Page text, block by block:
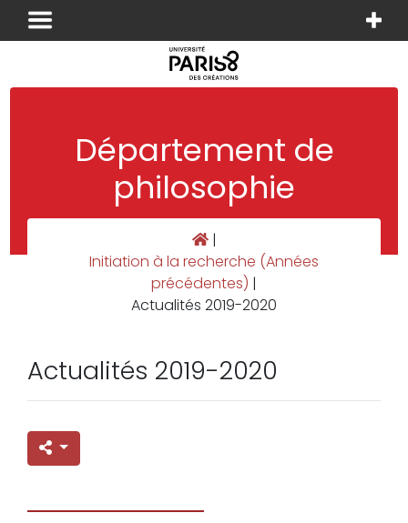
Panneau de gestion des cookies
Département de
philosophie
|
Initiation à la recherche (Années
précédentes) |
Actualités 2019-2020
Actualités 2019-2020